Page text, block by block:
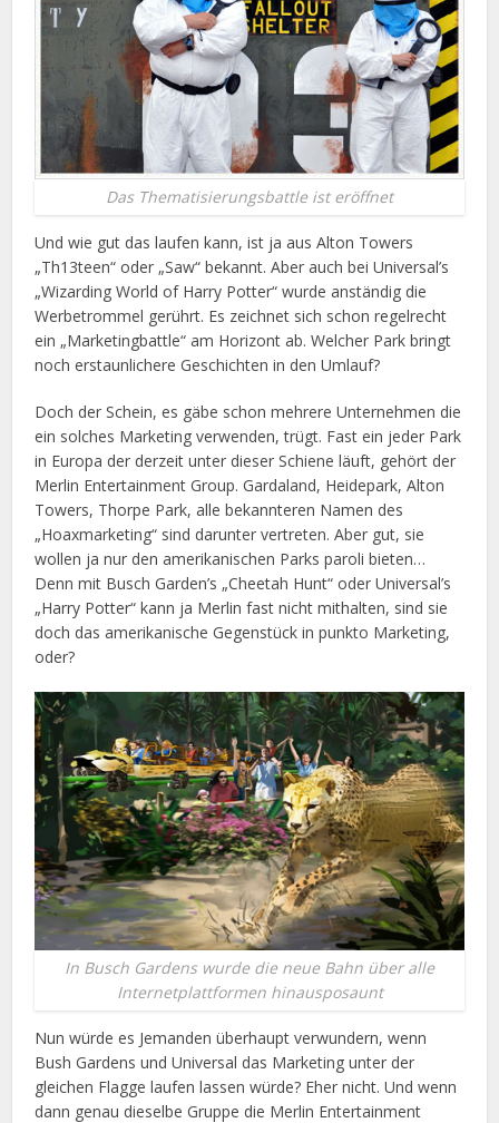
Das Thematisierungsbattle ist eröffnet
Und wie gut das laufen kann, ist ja aus Alton Towers
„Th13teen“ oder „Saw“ bekannt. Aber auch bei Universal’s
„Wizarding World of Harry Potter“ wurde anständig die
Werbetrommel gerührt. Es zeichnet sich schon regelrecht
ein „Marketingbattle“ am Horizont ab. Welcher Park bringt
noch erstaunlichere Geschichten in den Umlauf?
Doch der Schein, es gäbe schon mehrere Unternehmen die
ein solches Marketing verwenden, trügt. Fast ein jeder Park
in Europa der derzeit unter dieser Schiene läuft, gehört der
Merlin Entertainment Group. Gardaland, Heidepark, Alton
Towers, Thorpe Park, alle bekannteren Namen des
„Hoaxmarketing“ sind darunter vertreten. Aber gut, sie
wollen ja nur den amerikanischen Parks paroli bieten…
Denn mit Busch Garden’s „Cheetah Hunt“ oder Universal’s
„Harry Potter“ kann ja Merlin fast nicht mithalten, sind sie
doch das amerikanische Gegenstück in punkto Marketing,
oder?
In Busch Gardens wurde die neue Bahn über alle
Internetplattformen hinausposaunt
Nun würde es Jemanden überhaupt verwundern, wenn
Bush Gardens und Universal das Marketing unter der
gleichen Flagge laufen lassen würde? Eher nicht. Und wenn
dann genau dieselbe Gruppe die Merlin Entertainment